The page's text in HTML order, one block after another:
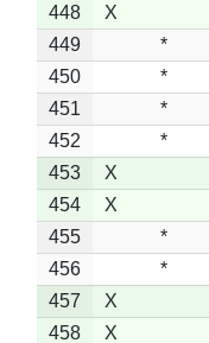
448
X
449
*
450
*
451
*
452
*
453
X
454
X
455
*
456
*
457
X
458
X